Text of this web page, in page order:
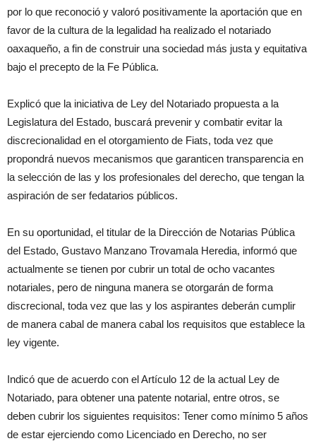
por lo que reconoció y valoró positivamente la aportación que en
favor de la cultura de la legalidad ha realizado el notariado
oaxaqueño, a fin de construir una sociedad más justa y equitativa
bajo el precepto de la Fe Pública.
Explicó que la iniciativa de Ley del Notariado propuesta a la
Legislatura del Estado, buscará prevenir y combatir evitar la
discrecionalidad en el otorgamiento de Fiats, toda vez que
propondrá nuevos mecanismos que garanticen transparencia en
la selección de las y los profesionales del derecho, que tengan la
aspiración de ser fedatarios públicos.
En su oportunidad, el titular de la Dirección de Notarias Pública
del Estado, Gustavo Manzano Trovamala Heredia, informó que
actualmente se tienen por cubrir un total de ocho vacantes
notariales, pero de ninguna manera se otorgarán de forma
discrecional, toda vez que las y los aspirantes deberán cumplir
de manera cabal de manera cabal los requisitos que establece la
ley vigente.
Indicó que de acuerdo con el Artículo 12 de la actual Ley de
Notariado, para obtener una patente notarial, entre otros, se
deben cubrir los siguientes requisitos: Tener como mínimo 5 años
de estar ejerciendo como Licenciado en Derecho, no ser